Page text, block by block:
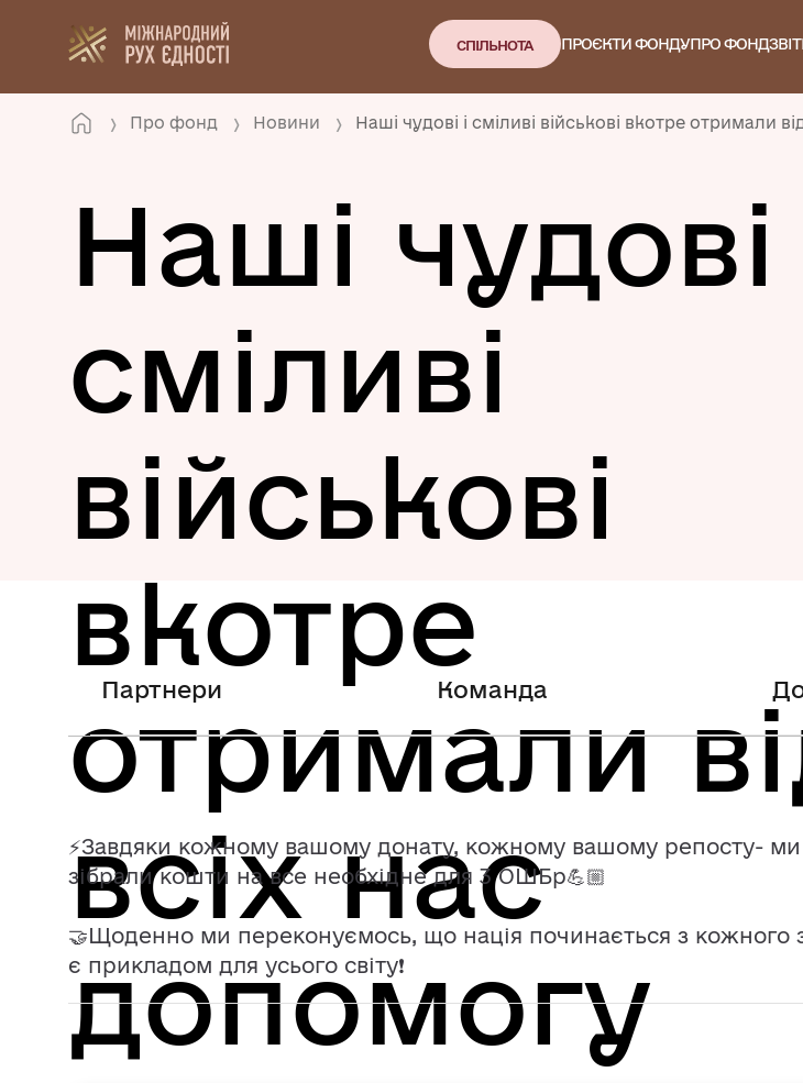
СПІЛЬНОТА ПРОЄКТИ ФОНДУПРО ФОНД
Про фонд Новини Наші чудові і сміливі військові вкотре отримали
Наші чудові
сміливі
військові
вкотре
отримали
всіх нас
допомогу
Партнери Команда
⚡️Завдяки кожному вашому донату, кожному вашому репосту- ми
зібрали кошти на все необхідне для 3 ОШБр💪🏼
🤝Щоденно ми переконуємось, що нація починається з кожного з
є прикладом для усього світу❗️